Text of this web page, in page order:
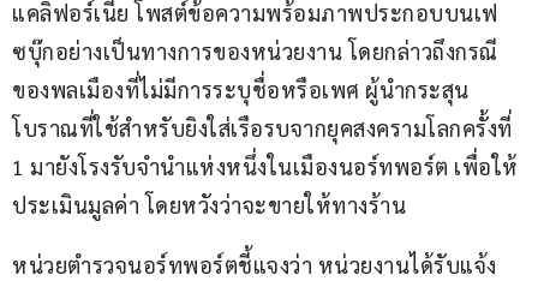
แคลิฟอร์เนีย โพสต์ข้อความพร้อมภาพประกอบบนเฟ
ซบุ๊กอย่างเป็นทางการของหน่วยงาน โดยกล่าวถึงกรณี
ของพลเมืองที่ไม่มีการระบุชื่อหรือเพศ ผู้นำกระสุน
โบราณที่ใช้สำหรับยิงใส่เรือรบจากยุคสงครามโลกครั้งที่
1 มายังโรงรับจำนำแห่งหนึ่งในเมืองนอร์ทพอร์ต เพื่อให้
ประเมินมูลค่า โดยหวังว่าจะขายให้ทางร้าน
หน่วยตำรวจนอร์ทพอร์ตชี้แจงว่า หน่วยงานได้รับแจ้ง